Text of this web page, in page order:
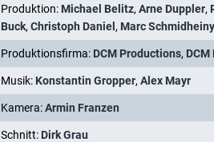
Produktion: Michael Belitz, Arne Duppler,
Buck, Christoph Daniel , Marc Schmidheiny
Produktionsfirma: DCM Productions,
Musik: Konstantin Gropper, Alex Mayr
Kamera:Armin Franzen
Schnitt: Dirk Grau